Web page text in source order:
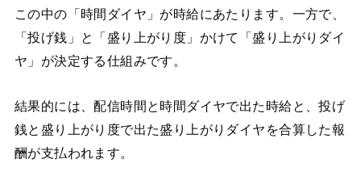
この中の「時間ダイヤ」が時給にあたります。一方で、
「投げ銭」と「盛り上がり度」かけて「盛り上がりダイ
ヤ」が決定する仕組みです。
結果的には、配信時間と時間ダイヤで出た時給と、投げ
銭と盛り上がり度で出た盛り上がりダイヤを合算した報
酬が支払われます。